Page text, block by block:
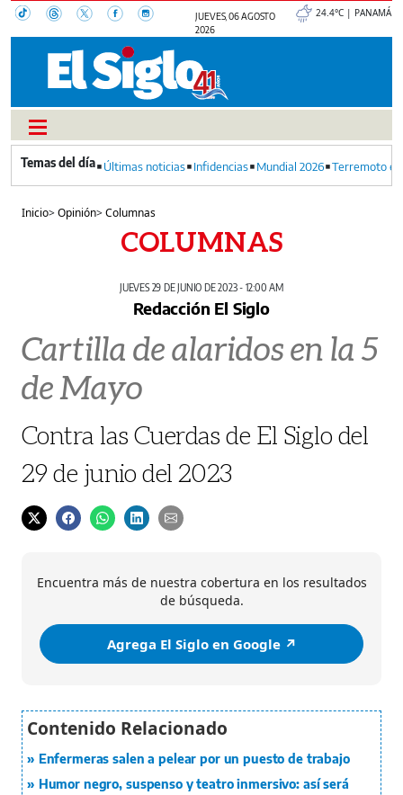
JUEVES, 06 AGOSTO
2026
24.4°C | PANAMÁ
Últimas noticias Infidencias Mundial 2026 Terremoto
Inicio>Opinión>Columnas
COLUMNAS
JUEVES 29 DE JUNIO DE 2023 - 12:00 AM
Redacción El Siglo
Cartilla de alaridos en la 5
de Mayo
Contra las Cuerdas de El Siglo del
29 de junio del 2023
Encuentra más de nuestra cobertura en los resultados
de búsqueda.
Agrega El Siglo en Google ↗️
Enfermeras salen a pelear por un puesto de trabajo
Humor negro, suspenso y teatro inmersivo: así será